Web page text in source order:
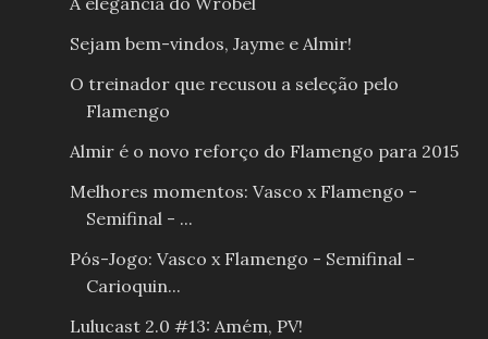
Sejam bem-vindos, Jayme e Almir!
O treinador que recusou a seleção pelo
Flamengo
Almir é o novo reforço do Flamengo para 2015
Melhores momentos: Vasco x Flamengo -
Semifinal - ...
Pós-Jogo: Vasco x Flamengo - Semifinal -
Carioquin...
Lulucast 2.0 #13: Amém, PV!